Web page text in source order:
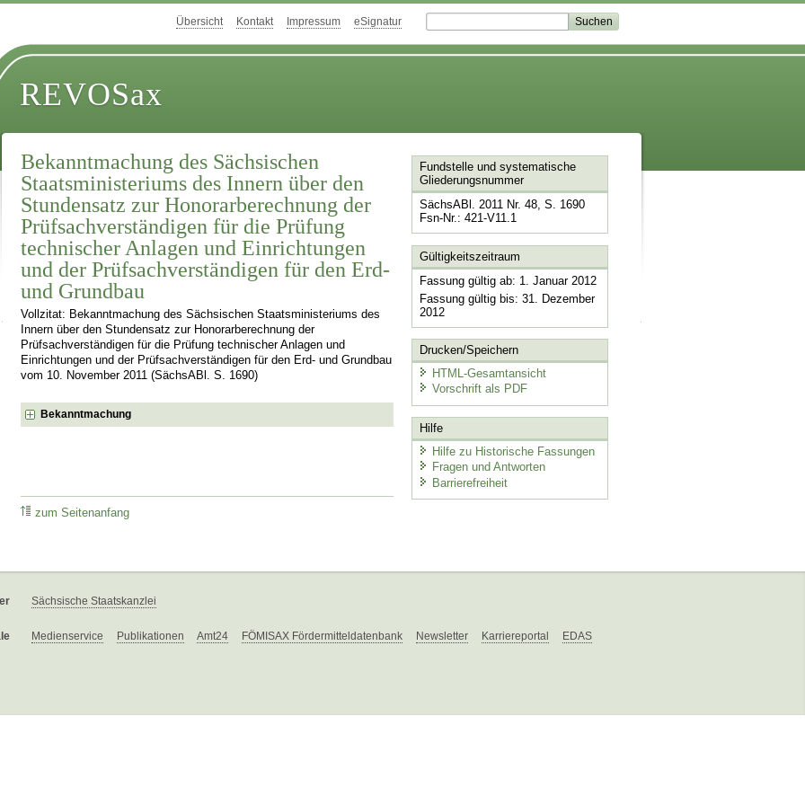
Übersicht Kontakt Impressum eSignatur
REVOSax
Bekanntmachung des Sächsischen
Staatsministeriums des Innern über den
Stundensatz zur Honorarberechnung der
Prüfsachverständigen für die Prüfung
technischer Anlagen und Einrichtungen
und der Prüfsachverständigen für den Erd-
und Grundbau
Vollzitat: Bekanntmachung des Sächsischen Staatsministeriums des
Innern über den Stundensatz zur Honorarberechnung der
Prüfsachverständigen für die Prüfung technischer Anlagen und
Einrichtungen und der Prüfsachverständigen für den Erd- und Grundbau
vom 10. November 2011 (SächsABl. S. 1690)
Bekanntmachung
zum Seitenanfang
Fundstelle und systematische
Gliederungsnummer
SächsABl. 2011 Nr. 48, S. 1690
Fsn-Nr.: 421-V11.1
Gültigkeitszeitraum
Fassung gültig ab: 1. Januar 2012
Fassung gültig bis: 31. Dezember
2012
Drucken/Speichern
HTML-Gesamtansicht
Vorschrift als PDF
Hilfe
Hilfe zu Historische Fassungen
Fragen und Antworten
Barrierefreiheit
Sächsische Staatskanzlei
Medienservice Publikationen Amt24 FÖMISAX Fördermitteldatenbank Newsletter Karriereportal EDAS